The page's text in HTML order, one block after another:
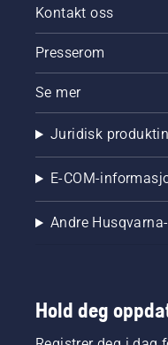
Kontakt oss
Presserom
Se mer
Juridisk
E-COM-
Andre
Hold deg